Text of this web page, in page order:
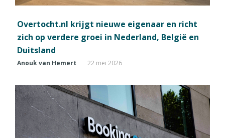
Overtocht.nl krijgt nieuwe eigenaar en richt
zich op verdere groei in Nederland, België en
Duitsland
Anouk van Hemert 22 mei 2026